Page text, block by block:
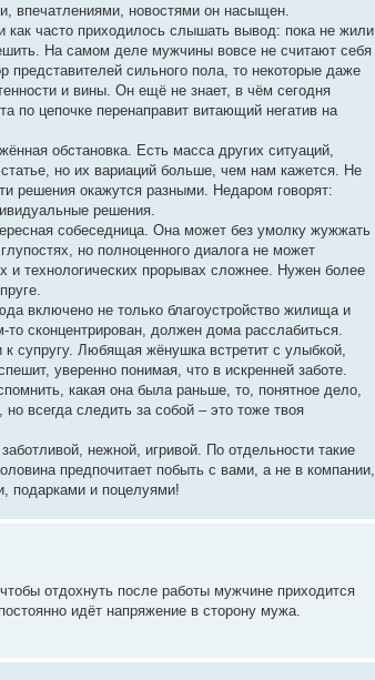
впечатлениями, новостями он насыщен.
часто приходилось слышать вывод: пока не жили
На самом деле мужчины вовсе не считают себя
сильного пола, то некоторые даже
и вины. Он ещё не знает, в чём сегодня
по цепочке перенаправит витающий негатив на
обстановка. Есть масса других ситуаций,
но их вариаций больше, чем нам кажется. Не
решения окажутся разными. Недаром говорят:
решения.
собеседница. Она может без умолку жужжать
но полноценного диалога не может
и технологических прорывах сложнее. Нужен более
включено не только благоустройство жилища и
сконцентрирован, должен дома расслабиться.
супругу. Любящая жёнушка встретит с улыбкой,
уверенно понимая, что в искренней заботе.
какая она была раньше, то, понятное дело,
всегда следить за собой – это тоже твоя
нежной, игривой. По отдельности такие
предпочитает побыть с вами, а не в компании,
подарками и поцелуями!
отдохнуть после работы мужчине приходится
идёт напряжение в сторону мужа.